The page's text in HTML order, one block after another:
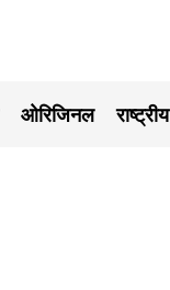
ओरिजिनल राष्ट्रीय